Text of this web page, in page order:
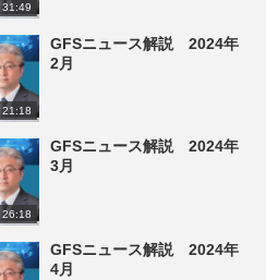
31:49
21:18
GFSニュース解説 2024年
2月
26:18
GFSニュース解説 2024年
3月
GFSニュース解説 2024年
4月